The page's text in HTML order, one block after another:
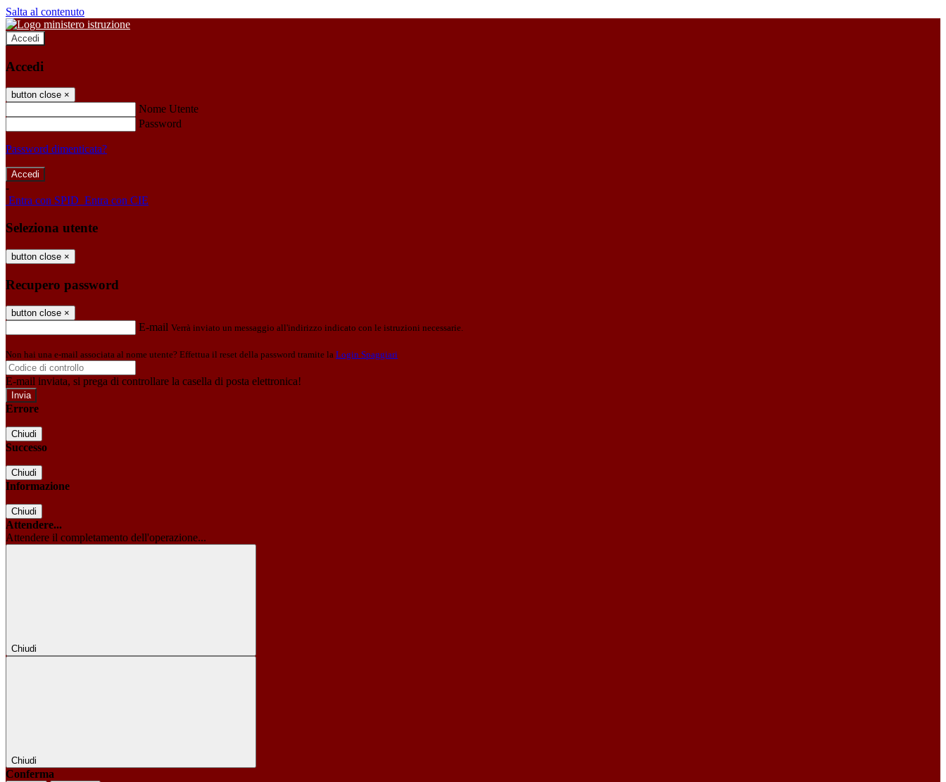
Salta al contenuto
Accedi
Accedi
button close ×
Nome Utente
Password
Password dimenticata?
-
Entra con SPID Entra con CIE
Seleziona utente
button close ×
Recupero password
button close ×
E-mail Verrà inviato un messaggio all'indirizzo indicato con le istruzioni necessarie.
Non hai una e-mail associata al nome utente? Effettua il reset della password tramite la Login Spaggiari
E-mail inviata, si prega di controllare la casella di posta elettronica!
Errore
Chiudi
Successo
Chiudi
Informazione
Chiudi
Attendere...
Attendere il completamento dell'operazione...
Chiudi
Chiudi
Conferma